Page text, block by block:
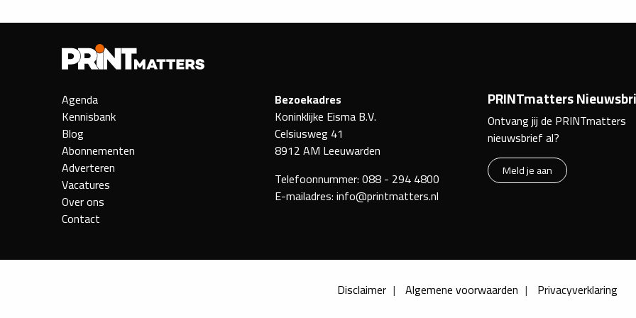
Agenda
Kennisbank
Blog
Abonnementen
Adverteren
Vacatures
Over ons
Contact
Bezoekadres
Koninklijke Eisma B.V.
Celsiusweg 41
8912 AM Leeuwarden
Telefoonnummer:088 - 294 4800
E-mailadres:info@printmatters.nl
PRINTmatters
Ontvang jij de PRINTmatters
nieuwsbrief al?
Meld je aan
Disclaimer Algemene voorwaarden Privacyverklaring